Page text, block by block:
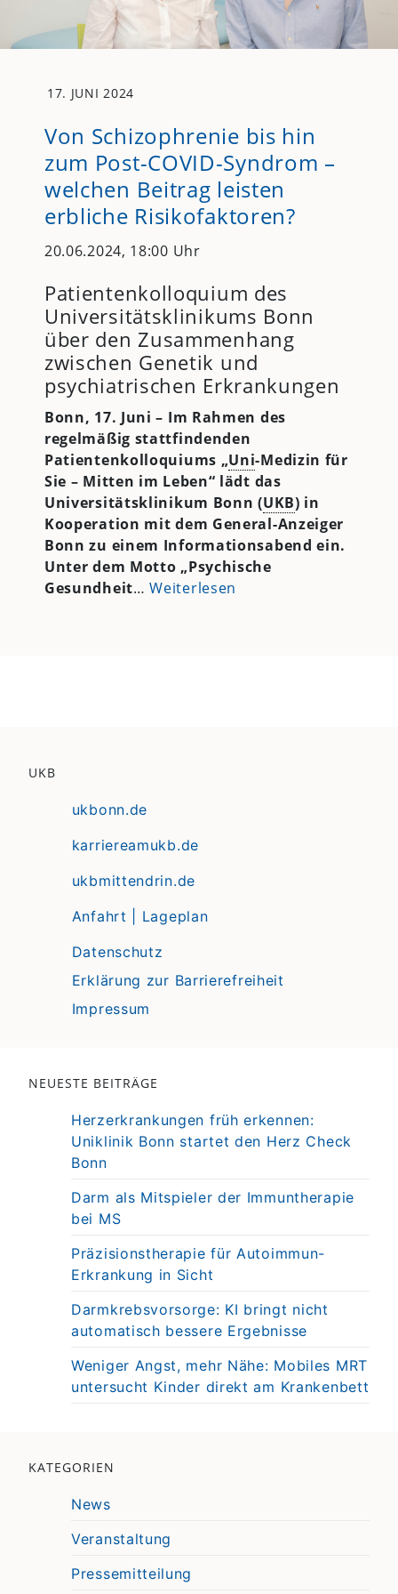
17. JUNI 2024
Von Schizophrenie bis hin
zum Post-COVID-Syndrom –
welchen Beitrag leisten
erbliche Risikofaktoren?
20.06.2024, 18:00 Uhr
Patientenkolloquium des
Universitätsklinikums Bonn
über den Zusammenhang
zwischen Genetik und
psychiatrischen Erkrankungen
Bonn, 17. Juni – Im Rahmen des
regelmäßig stattfindenden
Patientenkolloquiums „Uni-Medizin für
Sie – Mitten im Leben“ lädt das
Universitätsklinikum Bonn (UKB) in
Kooperation mit dem General-Anzeiger
Bonn zu einem Informationsabend ein.
Unter dem Motto „Psychische
Gesundheit…Weiterlesen
UKB
ukbonn.de
karriereamukb.de
ukbmittendrin.de
Anfahrt | Lageplan
Datenschutz
Erklärung zur Barrierefreiheit
Impressum
NEUESTE BEITRÄGE
Herzerkrankungen früh erkennen:
Uniklinik Bonn startet den Herz Check
Bonn
Darm als Mitspieler der Immuntherapie
bei MS
Präzisionstherapie für Autoimmun-
Erkrankung in Sicht
Darmkrebsvorsorge: KI bringt nicht
automatisch bessere Ergebnisse
Weniger Angst, mehr Nähe: Mobiles MRT
untersucht Kinder direkt am Krankenbett
KATEGORIEN
News
Veranstaltung
Pressemitteilung